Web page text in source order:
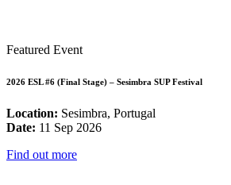
Featured Event
2026 ESL #6 (Final Stage) – Sesimbra SUP Festival
Location: Sesimbra, Portugal
Date: 11 Sep 2026
Find out more